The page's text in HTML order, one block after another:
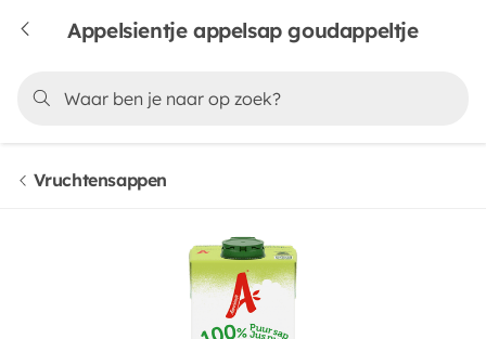
Appelsientje appelsap goudappeltje
Vruchtensappen